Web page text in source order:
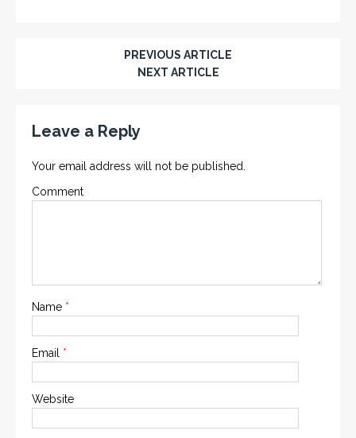
PREVIOUS ARTICLE
NEXT ARTICLE
Leave a Reply
Your email address will not be published.
Comment
Name *
Email *
Website